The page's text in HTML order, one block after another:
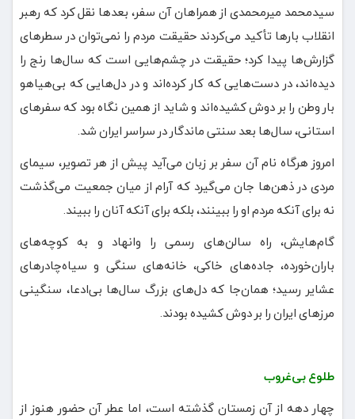
سیدمحمد میرمحمدی از همراهان آن سفر، بعدها نقل کرد که رهبر
انقلاب بارها تأکید می‌کردند حقیقت مردم را نمی‌توان در سطرهای
گزارش‌ها پیدا کرد؛ حقیقت در چشم‌هایی است که سال‌ها رنج را
دیده‌اند، در دست‌هایی که کار کرده‌اند و در دل‌هایی که بی‌هیاهو
بار وطن را بر دوش کشیده‌اند و شاید از همین نگاه بود که سفرهای
استانی، سال‌ها بعد سنتی ماندگار در سراسر ایران شد.
امروز هرگاه نام آن سفر بر زبان می‌آید پیش از هر تصویر، سیمای
مردی در ذهن‌ها جان می‌گیرد که آرام از میان جمعیت می‌گذشت
نه برای آنکه مردم او را ببینند، بلکه برای آنکه آنان را ببیند.
گام‌هایش، راه سالن‌های رسمی را وانهاد و به کوچه‌های
باران‌خورده، جاده‌های خاکی، خانه‌های سنگی و سیاه‌چادرهای
عشایر رسید؛ همان‌جا که دل‌های بزرگ سال‌ها بی‌ادعا، سنگینی
مرزهای ایران را بر دوش کشیده بودند.
طلوع بی‌غروب
چهار دهه از آن زمستان گذشته است، اما عطر آن حضور هنوز از